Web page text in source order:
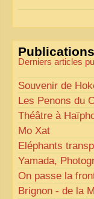
« Comme tout
perfection est
Publications
Derniers articles
Souvenir de
Les Penons du
Théâtre à
Mo Xat
Eléphants
Yamada,
On passe la
Brignon - de la